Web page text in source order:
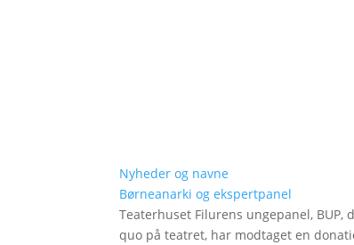
Nyheder og navne
Børneanarki og ekspertpanel
Teaterhuset Filurens ungepanel,
quo på teatret, har modtaget en